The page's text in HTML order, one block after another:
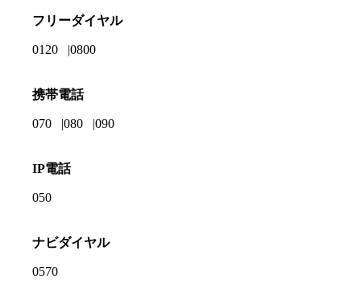
フリーダイヤル
0120 0800
携帯電話
070 080 090
IP電話
050
ナビダイヤル
0570